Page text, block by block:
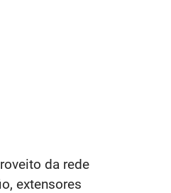
da rede
extensores